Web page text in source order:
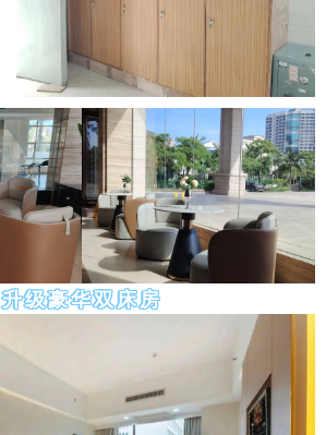
升级豪华双床房